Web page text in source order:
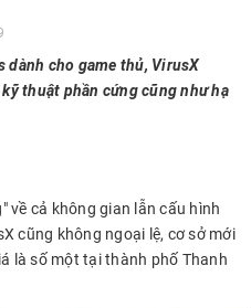
dành cho game thủ, VirusX
thuật phần cứng cũng như hạ
về cả không gian lẫn cấu hình
cũng không ngoại lệ, cơ sở mới
là số một tại thành phố Thanh